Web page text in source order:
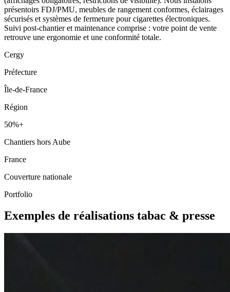
présentoirs FDJ/PMU, meubles de rangement conformes, éclairages
sécurisés et systèmes de fermeture pour cigarettes électroniques.
Suivi post-chantier et maintenance comprise : votre point de vente
retrouve une ergonomie et une conformité totale.
Cergy
Préfecture
Île-de-France
Région
50%+
Chantiers hors Aube
France
Couverture nationale
Portfolio
Exemples de réalisations tabac & presse